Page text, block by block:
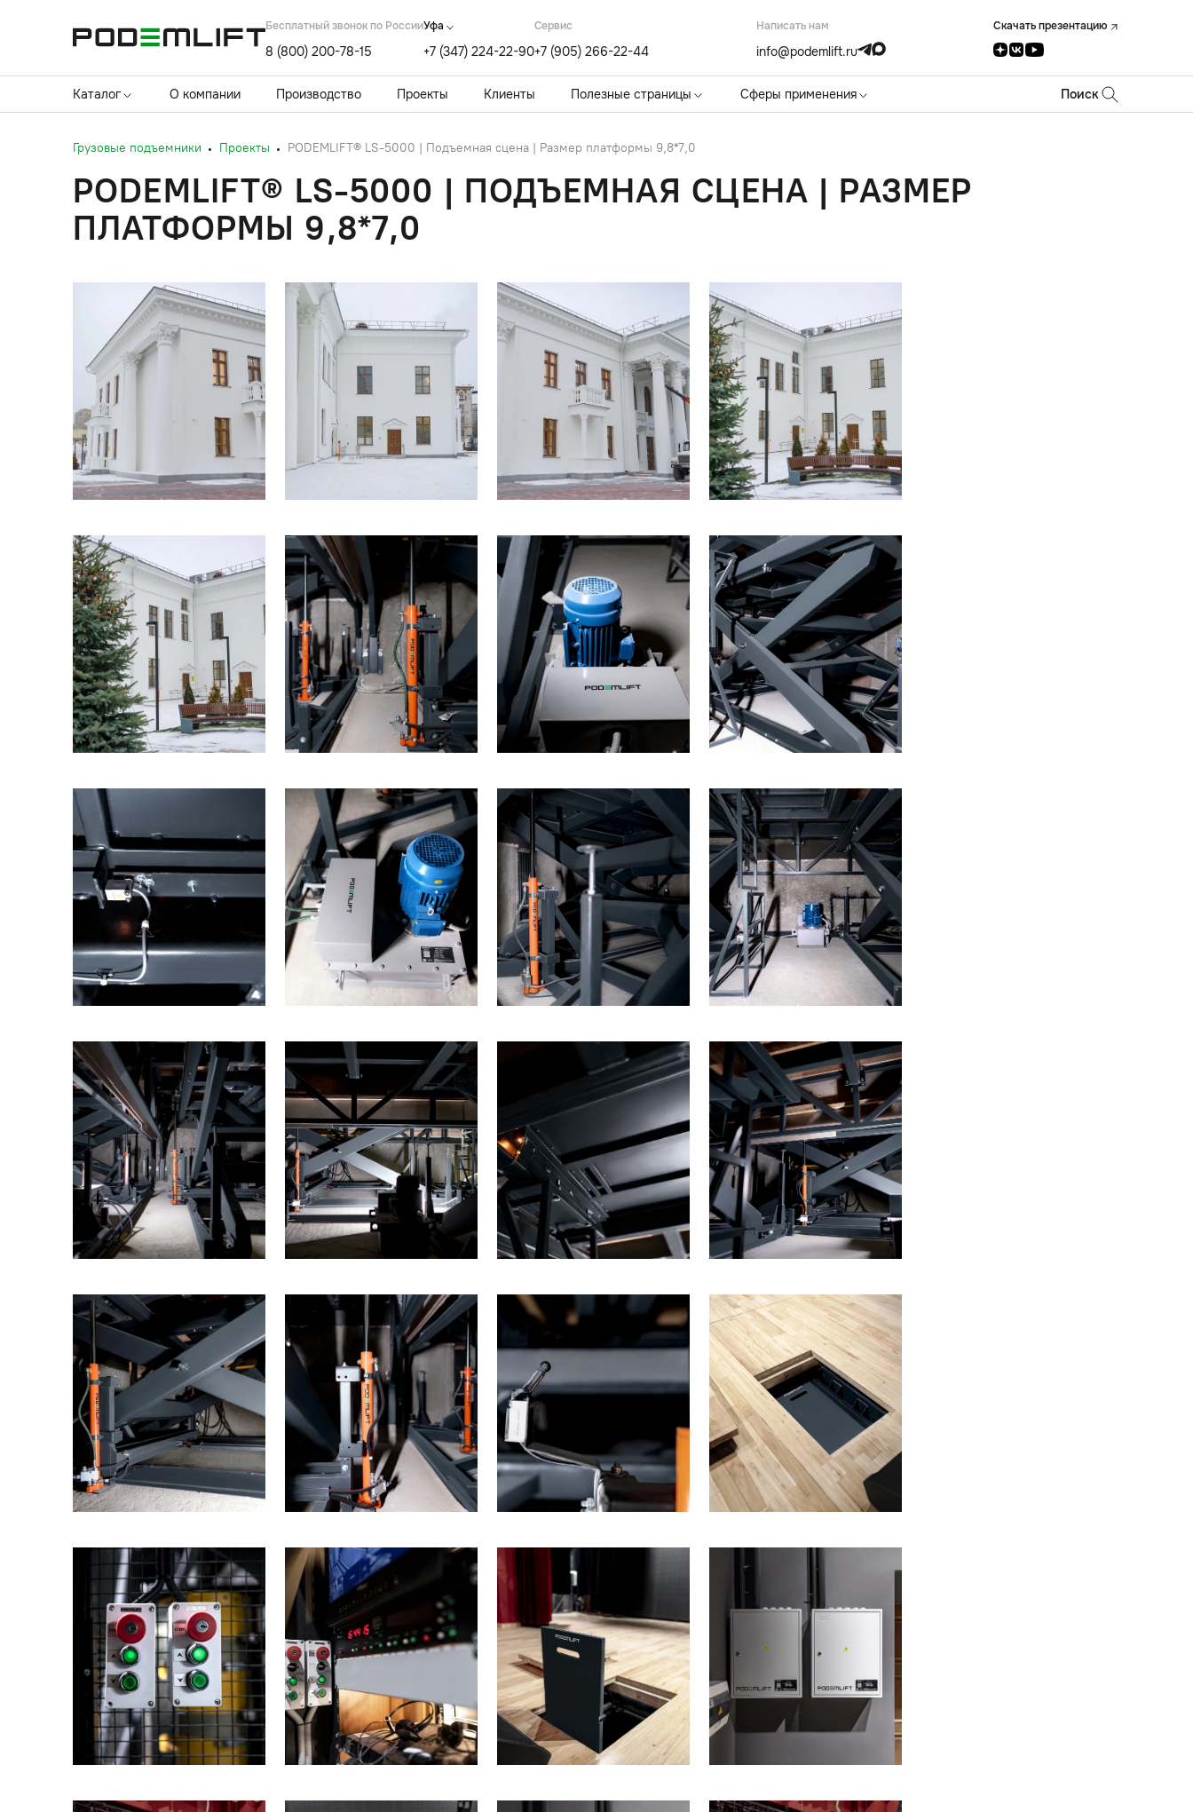
Бесплатный звонок по России
8 (800) 200-78-15
Уфа
+7 (347) 224-22-90
Cервис
+7 (905) 266-22-44
Написать нам
info@podemlift.ru
Скачать презентацию
Каталог О компании Производство Проекты Клиенты Полезные страницы Сферы применения Поиск
Грузовые подъемники Проекты PODEMLIFT® LS-5000 | Подъемная сцена | Размер платформы 9,8*7,0
PODEMLIFT® LS-5000 | ПОДЪЕМНАЯ СЦЕНА | РАЗМЕР
ПЛАТФОРМЫ 9,8*7,0